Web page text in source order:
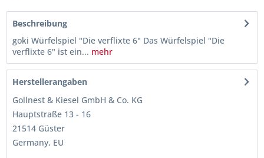
Beschreibung
goki Würfelspiel "Die verflixte 6" Das Würfelspiel "Die
verflixte 6" ist ein... mehr
Herstellerangaben
Gollnest & Kiesel GmbH & Co. KG
Hauptstraße 13 - 16
21514 Güster
Germany, EU